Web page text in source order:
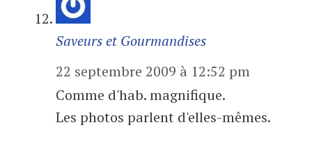
Saveurs et Gourmandises
22 septembre 2009 à 12:52 pm
Comme d'hab. magnifique.
Les photos parlent d'elles-mêmes.